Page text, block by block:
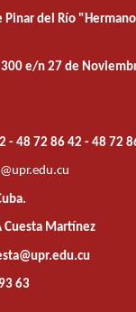
del Río
e/n 27 de
- 48 72 86 42 - 48 72
Cuesta Martínez
63